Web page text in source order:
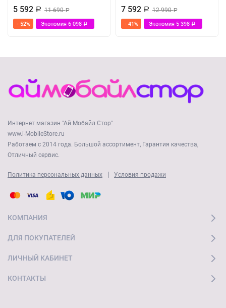
5 592 Р 11 690Р
- 52% Экономия 6 098 Р
7 592 Р 12 990Р
- 41% Экономия 5 398 Р
Интернет магазин "Ай Мобайл Стор"
www.i-MobileStore.ru
Работаем с 2014 года. Большой ассортимент, Гарантия качества,
Отличный сервис.
Политика персональных данных | Условия продажи
КОМПАНИЯ
ДЛЯ ПОКУПАТЕЛЕЙ
ЛИЧНЫЙ КАБИНЕТ
КОНТАКТЫ